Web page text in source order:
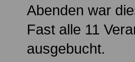
Abenden war
Fast alle 11
ausgebucht.